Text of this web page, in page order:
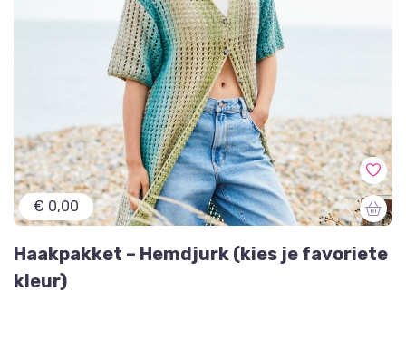
€ 0,00
Haakpakket – Hemdjurk (kies je favoriete
kleur)